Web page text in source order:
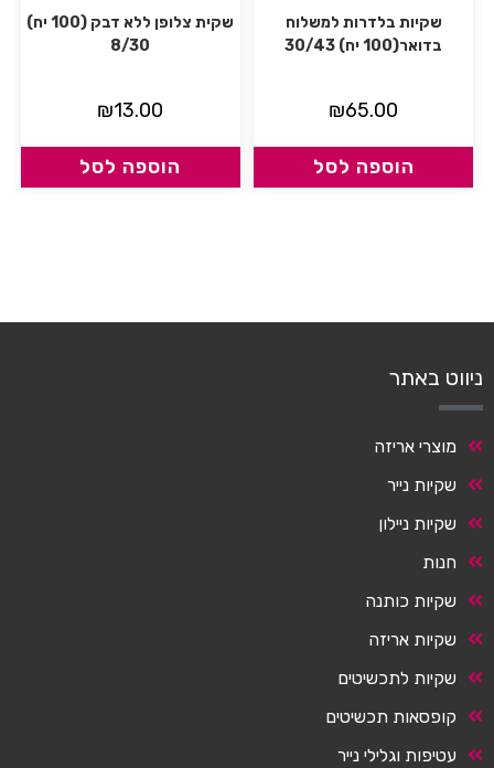
שקיות בלדרות למשלוח
בדואר(100 יח) 30/43
₪65.00
הוספה לסל
שקית צלופן ללא דבק (100 יח)
8/30
₪13.00
הוספה לסל
ניווט באתר
מוצרי אריזה
שקיות נייר
שקיות ניילון
חנות
שקיות כותנה
שקיות אריזה
שקיות לתכשיטים
קופסאות תכשיטים
עטיפות וגלילי נייר